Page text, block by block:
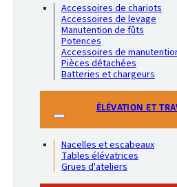
Accessoires de chariots
Accessoires de levage
Manutention de fûts
Potences
Accessoires de
Pièces détachées
Batteries et chargeurs
ÉLÉVATION ET
Nacelles et escabeaux
Tables élévatrices
Grues d'ateliers